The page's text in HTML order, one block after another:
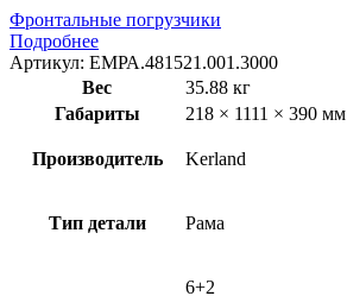
Фронтальные погрузчики
Подробнее
Артикул: ЕМРА.481521.001.3000
Вес
35.88 кг
Габариты
218 × 1111 × 390 мм
Производитель Kerland
Тип детали Рама
6+2